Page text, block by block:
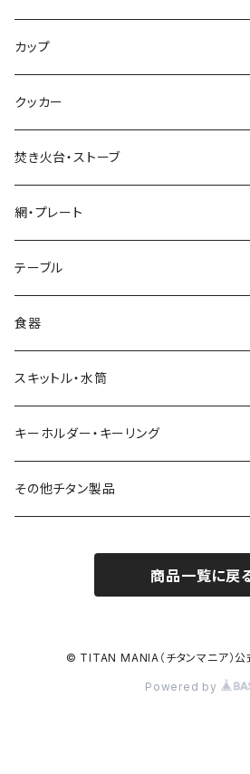
超軽量タイプ
ネイルペグ
V字型
Y字型
カップ
シングルマグ
シェラカップ
ダブルウォールカップ
リッド（蓋）
クッカー
焚き火台・ストーブ
網・プレート
テーブル
食器
スキットル・水筒
キーホルダー・キーリング
その他チタン製品
商品一覧に戻
© TITAN MANIA（チタンマニア）公
Powered by